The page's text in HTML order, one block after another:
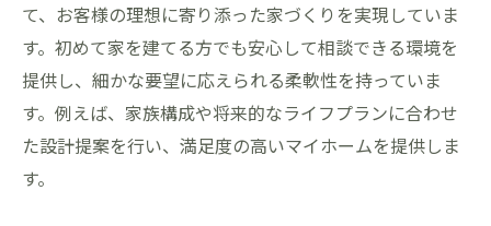
て、お客様の理想に寄り添った家づくりを実現していま
す。初めて家を建てる方でも安心して相談できる環境を
提供し、細かな要望に応えられる柔軟性を持っていま
す。例えば、家族構成や将来的なライフプランに合わせ
た設計提案を行い、満足度の高いマイホームを提供しま
す。